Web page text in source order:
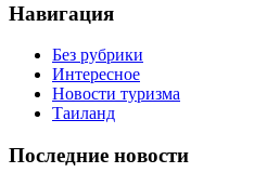
Навигация
Без рубрики
Интересное
Новости туризма
Таиланд
Последние новости